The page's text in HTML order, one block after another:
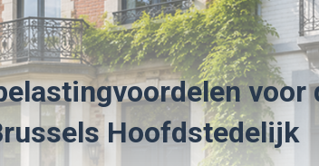
voor
Hoofdstedelijk